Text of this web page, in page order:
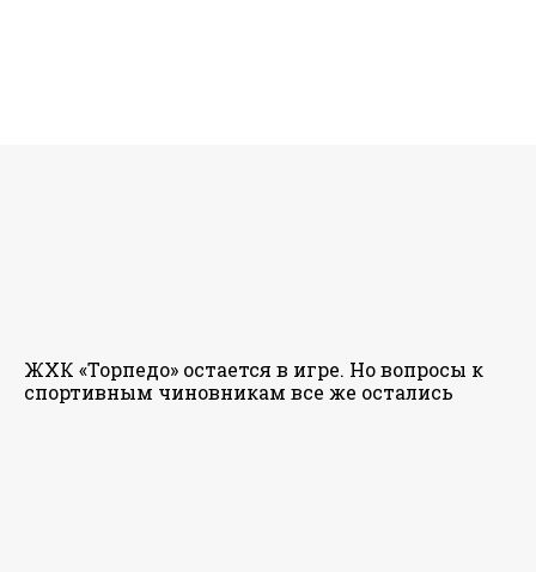
ЖХК «Торпедо» остается в игре. Но вопросы к
спортивным чиновникам все же остались